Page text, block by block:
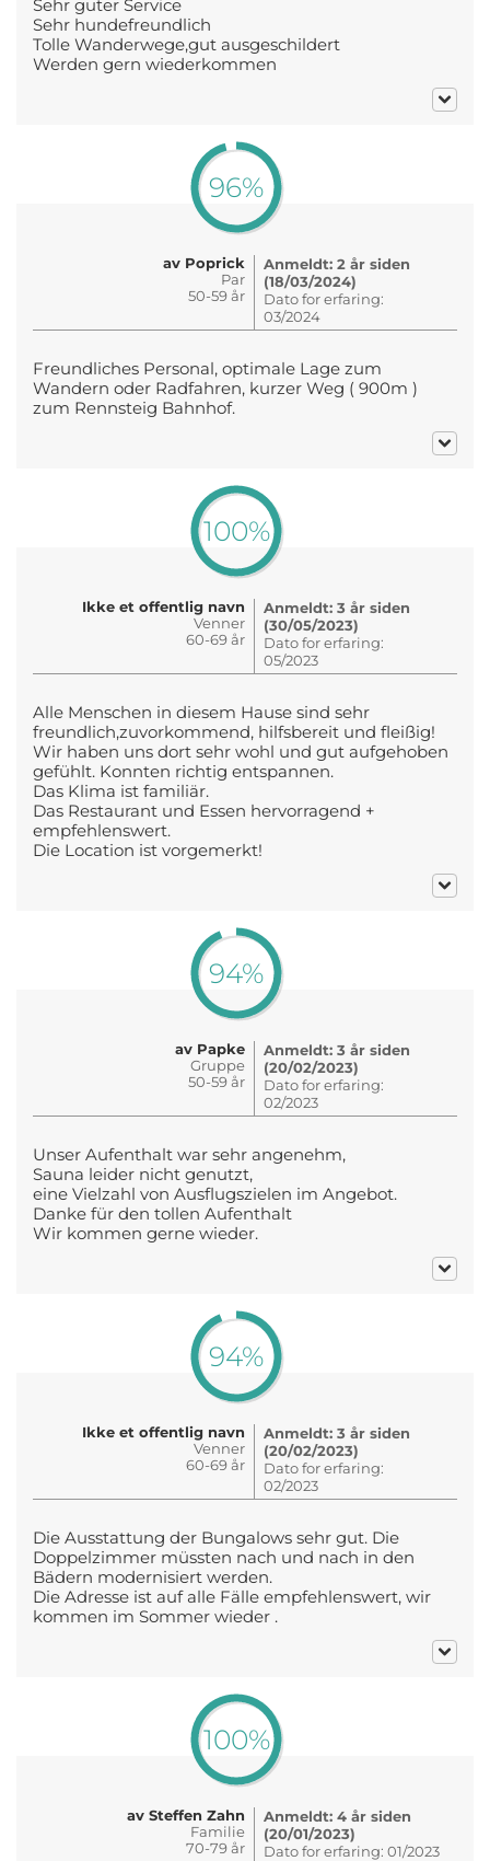
Sehr guter Service
Sehr hundefreundlich
Tolle Wanderwege,gut ausgeschildert
Werden gern wiederkommen
96%
av Poprick
Par
50-59 år
Anmeldt: 2 år siden
(18/03/2024)
Dato for erfaring:
03/2024
Freundliches Personal, optimale Lage zum
Wandern oder Radfahren, kurzer Weg ( 900m )
zum Rennsteig Bahnhof.
100%
Ikke et offentlig navn
Venner
60-69 år
Anmeldt: 3 år siden
(30/05/2023)
Dato for erfaring:
05/2023
Alle Menschen in diesem Hause sind sehr
freundlich,zuvorkommend, hilfsbereit und fleißig!
Wir haben uns dort sehr wohl und gut aufgehoben
gefühlt. Konnten richtig entspannen.
Das Klima ist familiär.
Das Restaurant und Essen hervorragend +
empfehlenswert.
Die Location ist vorgemerkt!
94%
av Papke
Gruppe
50-59 år
Anmeldt: 3 år siden
(20/02/2023)
Dato for erfaring:
02/2023
Unser Aufenthalt war sehr angenehm,
Sauna leider nicht genutzt,
eine Vielzahl von Ausflugszielen im Angebot.
Danke für den tollen Aufenthalt
Wir kommen gerne wieder.
94%
Ikke et offentlig navn
Venner
60-69 år
Anmeldt: 3 år siden
(20/02/2023)
Dato for erfaring:
02/2023
Die Ausstattung der Bungalows sehr gut. Die
Doppelzimmer müssten nach und nach in den
Bädern modernisiert werden.
Die Adresse ist auf alle Fälle empfehlenswert, wir
kommen im Sommer wieder .
100%
av Steffen Zahn
Familie
70-79 år
Anmeldt: 4 år siden
(20/01/2023)
Dato for erfaring: 01/2023